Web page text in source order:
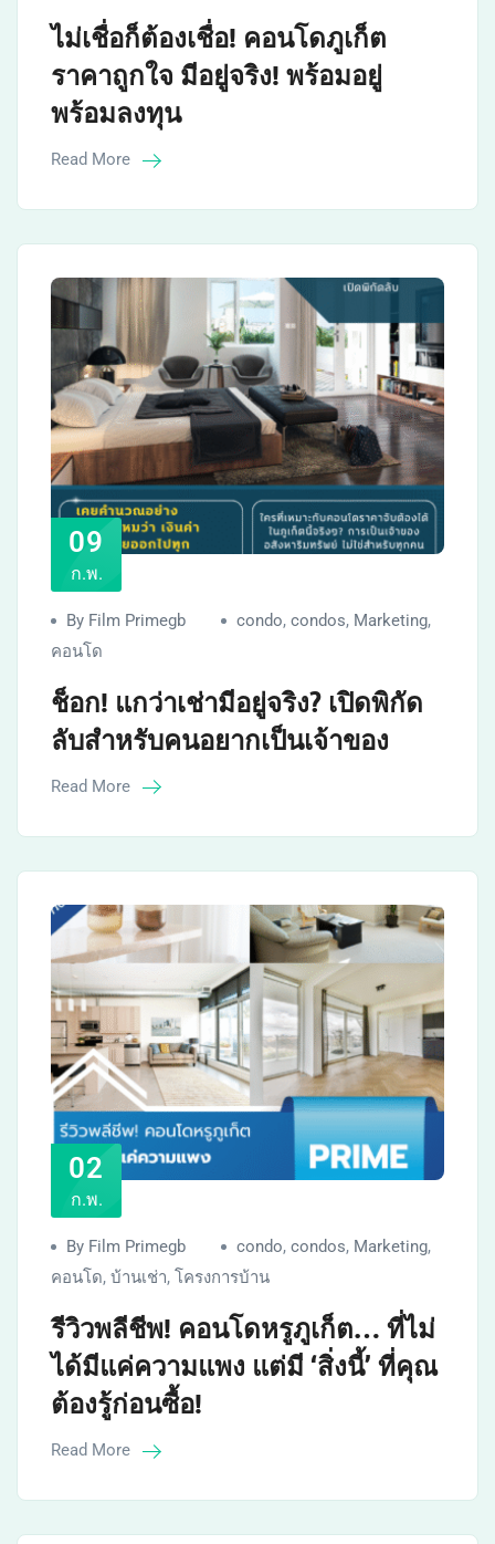
ไม่เชื่อก็ต้องเชื่อ! คอนโดภูเก็ต
ราคาถูกใจ มีอยู่จริง! พร้อมอยู่
พร้อมลงทุน
Read More
09
ก.พ.
By Film Primegb condo, condos, Marketing,
คอนโด
ช็อก! แกว่าเช่ามีอยู่จริง? เปิดพิกัด
ลับสำหรับคนอยากเป็นเจ้าของ
Read More
02
ก.พ.
By Film Primegb condo, condos, Marketing,
คอนโด, บ้านเช่า, โครงการบ้าน
รีวิวพลีชีพ! คอนโดหรูภูเก็ต… ที่ไม่
ได้มีแค่ความแพง แต่มี ‘สิ่งนี้’ ที่คุณ
ต้องรู้ก่อนซื้อ!
Read More